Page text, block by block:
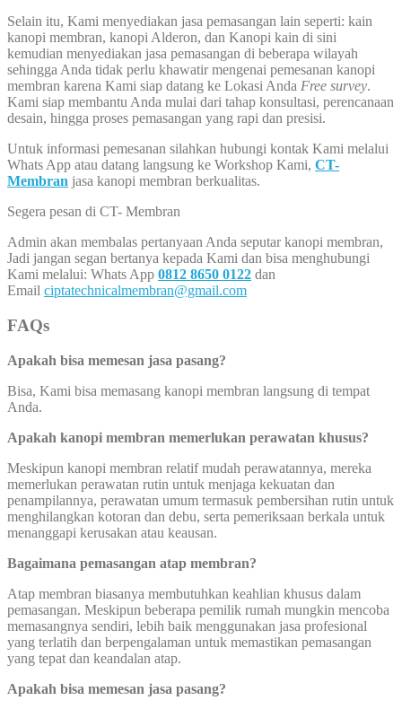
Selain itu, Kami menyediakan jasa pemasangan lain seperti: kain
kanopi membran, kanopi Alderon, dan Kanopi kain di sini
kemudian menyediakan jasa pemasangan di beberapa wilayah
sehingga Anda tidak perlu khawatir mengenai pemesanan kanopi
membran karena Kami siap datang ke Lokasi Anda Free survey.
Kami siap membantu Anda mulai dari tahap konsultasi, perencanaan
desain, hingga proses pemasangan yang rapi dan presisi.
Untuk informasi pemesanan silahkan hubungi kontak Kami melalui
Whats App atau datang langsung ke Workshop Kami, CT-
Membran jasa kanopi membran berkualitas.
Segera pesan di CT- Membran
Admin akan membalas pertanyaan Anda seputar kanopi membran,
Jadi jangan segan bertanya kepada Kami dan bisa menghubungi
Kami melalui: Whats App 0812 8650 0122 dan
Email ciptatechnicalmembran@gmail.com
FAQs
Apakah bisa memesan jasa pasang?
Bisa, Kami bisa memasang kanopi membran langsung di tempat
Anda.
Apakah kanopi membran memerlukan perawatan khusus?
Meskipun kanopi membran relatif mudah perawatannya, mereka
memerlukan perawatan rutin untuk menjaga kekuatan dan
penampilannya, perawatan umum termasuk pembersihan rutin untuk
menghilangkan kotoran dan debu, serta pemeriksaan berkala untuk
menanggapi kerusakan atau keausan.
Bagaimana pemasangan atap membran?
Atap membran biasanya membutuhkan keahlian khusus dalam
pemasangan. Meskipun beberapa pemilik rumah mungkin mencoba
memasangnya sendiri, lebih baik menggunakan jasa profesional
yang terlatih dan berpengalaman untuk memastikan pemasangan
yang tepat dan keandalan atap.
Apakah bisa memesan jasa pasang?